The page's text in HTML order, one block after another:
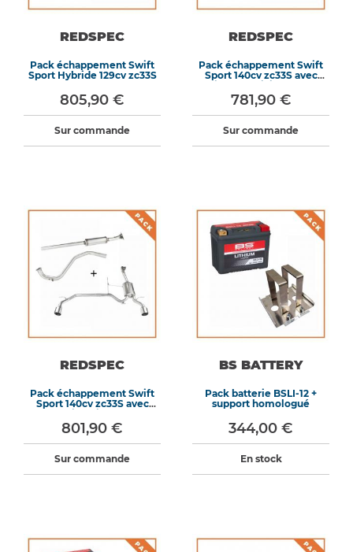
REDSPEC
Pack échappement Swift
Sport Hybride 129cv zc33S
805,90 €
Sur commande
REDSPEC
Pack échappement Swift
Sport 140cv zc33S avec
781,90 €
Sur commande
REDSPEC
Pack échappement Swift
Sport 140cv zc33S avec
801,90 €
Sur commande
BS BATTERY
Pack batterie BSLI-12 +
support homologué
344,00 €
En stock